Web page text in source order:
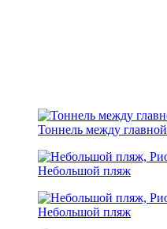
Тоннель между
Небольшой пляж
Небольшой пляж